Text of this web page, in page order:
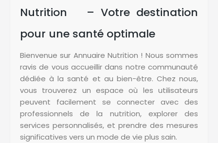
Nutrition – Votre destination
pour une santé optimale
Bienvenue sur Annuaire Nutrition ! Nous sommes
ravis de vous accueillir dans notre communauté
dédiée à la santé et au bien-être. Chez nous,
vous trouverez un espace où les utilisateurs
peuvent facilement se connecter avec des
professionnels de la nutrition, explorer des
services personnalisés, et prendre des mesures
significatives vers un mode de vie plus sain.